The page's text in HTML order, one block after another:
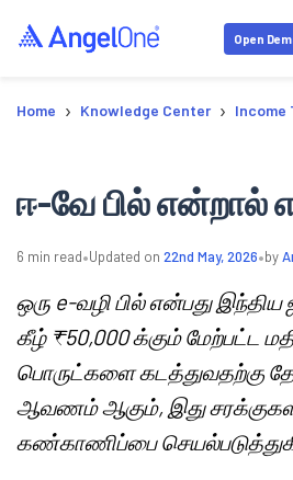
Open
Home › Knowledge Center › Income
ஈ-வே பில்
6 min read•Updated on 22nd May, 2026•by
ஒரு e-வழி பில் என்பது
கீழ் ₹50,000 க்கும் மேற்பட்ட
பொருட்களை கடத்துவதற்கு
ஆவணம் ஆகும், இது
கண்காணிப்பை